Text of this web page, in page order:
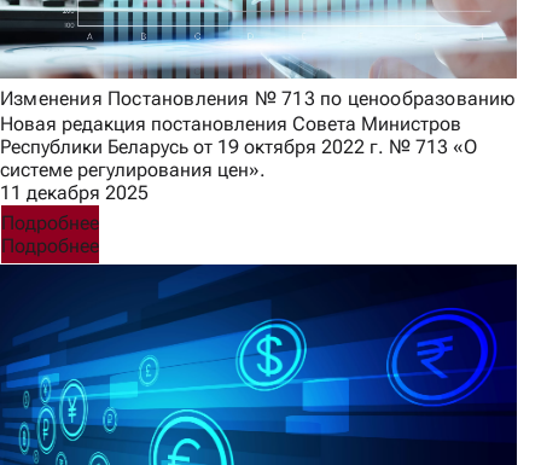
Изменения Постановления № 713 по ценообразованию
Новая редакция постановления Совета Министров
Республики Беларусь от 19 октября 2022 г. № 713 «О
системе регулирования цен».
11 декабря 2025
Подробнее
Подробнее